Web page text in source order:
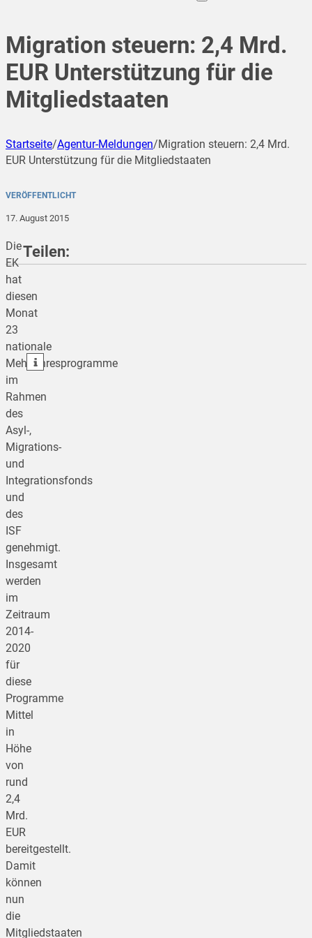
Migration steuern: 2,4 Mrd.
EUR Unterstützung für die
Mitgliedstaaten
Startseite/Agentur-Meldungen/Migration steuern: 2,4 Mrd.
EUR Unterstützung für die Mitgliedstaaten
VERÖFFENTLICHT
17. August 2015
Die
EK
hat
diesen
Monat
23
nationale
Mehrjahresprogramme
im
Rahmen
des
Asyl-,
Migrations-
und
Integrationsfonds
und
des
ISF
genehmigt.
Insgesamt
werden
im
Zeitraum
2014-
2020
für
diese
Programme
Mittel
in
Höhe
von
rund
2,4
Mrd.
EUR
bereitgestellt.
Damit
können
nun
die
Mitgliedstaaten
Teilen:
teilen
teilen